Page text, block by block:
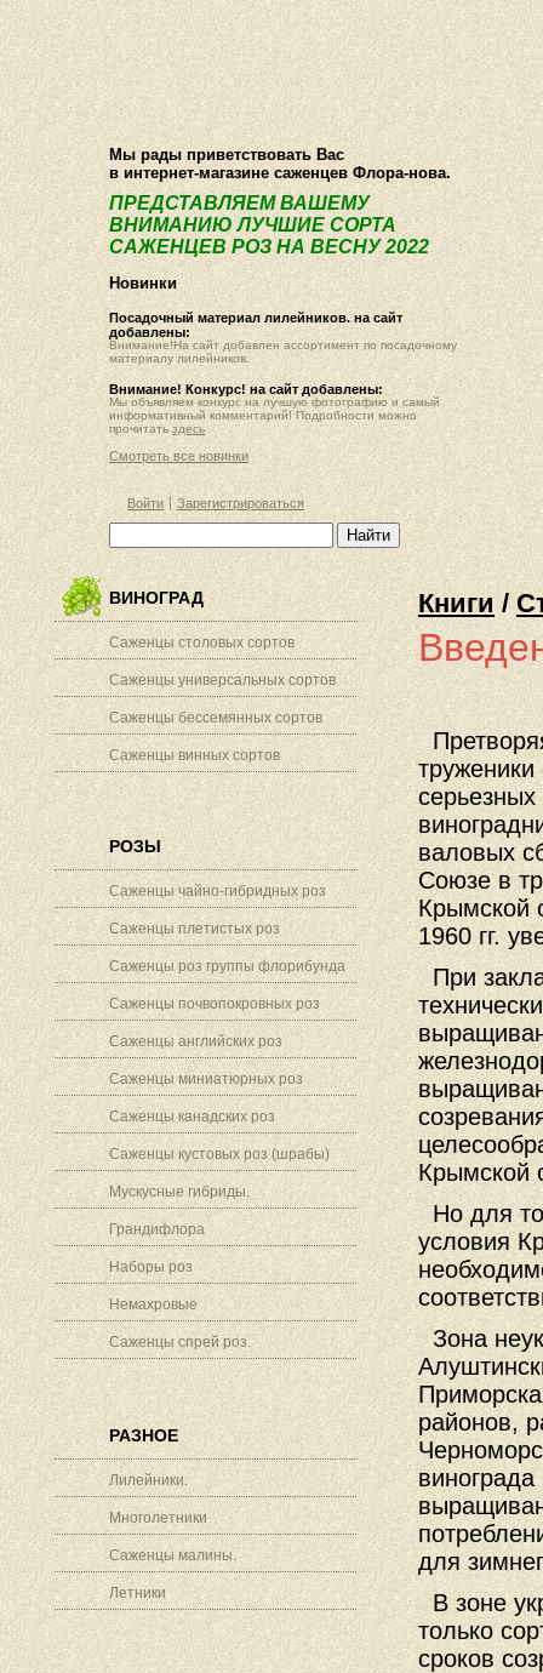
О компании Как купить Фотогалерея Статьи Опт
Мы рады приветствовать Вас
в интернет-магазине саженцев Флора-нова.
ПРЕДСТАВЛЯЕМ ВАШЕМУ
ВНИМАНИЮ ЛУЧШИЕ СОРТА
САЖЕНЦЕВ РОЗ НА ВЕСНУ 2022
Новинки
Посадочный материал лилейников. на сайт
добавлены:
Внимание!На сайт добавлен ассортимент по посадочному
материалу лилейников.
Внимание! Конкурс! на сайт добавлены:
Мы объявляем конкурс на лучшую фотографию и самый
информативный комментарий! Подробности можно
прочитать здесь
Смотреть все новинки
Войти Зарегистрироваться
ВИНОГРАД
Саженцы столовых сортов
Саженцы универсальных сортов
Саженцы бессемянных сортов
Саженцы винных сортов
РОЗЫ
Саженцы чайно-гибридных роз
Саженцы плетистых роз
Саженцы роз группы флорибунда
Саженцы почвопокровных роз
Саженцы английских роз
Саженцы миниатюрных роз
Саженцы канадских роз
Саженцы кустовых роз (шрабы)
Мускусные гибриды.
Грандифлора
Наборы роз
Немахровые
Саженцы спрей роз.
РАЗНОЕ
Лилейники.
Многолетники
Саженцы малины.
Летники
Книги/
труженики
валовых
Союзе в
Крымской
1960 гг.
При
Крымской
Но для
условия
Зона
районов,
для
В зоне
только
сроков